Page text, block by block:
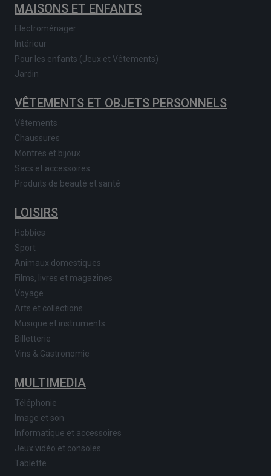
MAISONS ET ENFANTS
Electroménager
Intérieur
Pour les enfants (Jeux et Vêtements)
Jardin
VÊTEMENTS ET OBJETS PERSONNELS
Vêtements
Chaussures
Montres et bijoux
Sacs et accessoires
Produits de beauté et santé
LOISIRS
Hobbies
Sport
Animaux domestiques
Films, livres et magazines
Voyage
Arts et collections
Musique et instruments
Billetterie
Vins & Gastronomie
MULTIMEDIA
Téléphonie
Image et son
Informatique et accessoires
Jeux vidéo et consoles
Tablette